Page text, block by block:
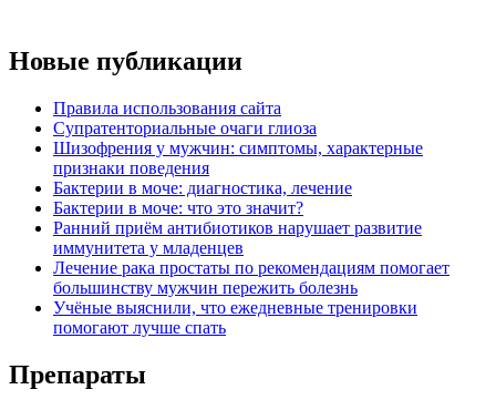
Новые публикации
Правила использования сайта
Супратенториальные очаги глиоза
Шизофрения у мужчин: симптомы, характерные
признаки поведения
Бактерии в моче: диагностика, лечение
Бактерии в моче: что это значит?
Ранний приём антибиотиков нарушает развитие
иммунитета у младенцев
Лечение рака простаты по рекомендациям помогает
большинству мужчин пережить болезнь
Учёные выяснили, что ежедневные тренировки
помогают лучше спать
Препараты